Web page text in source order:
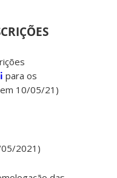
para os
10/05/21)
05/2021)